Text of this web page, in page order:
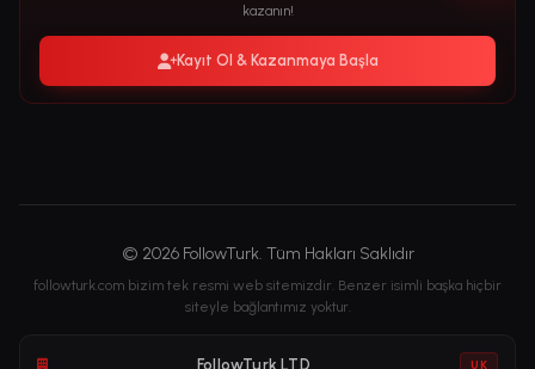
kazanın!
Kayıt Ol & Kazanmaya Başla
© 2026 FollowTurk. Tüm Hakları Saklıdır
followturk.com bizim tek resmi web sitemizdir. Benzer isimli başka hiçbir
siteyle bağlantımız yoktur.
FollowTurk LTD UK